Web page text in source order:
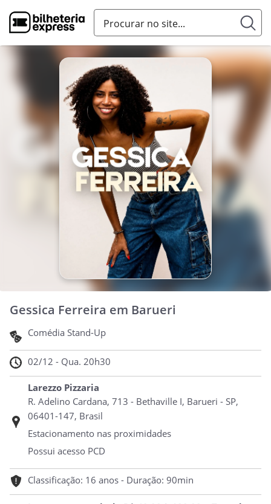
Gessica Ferreira em Barueri
Comédia Stand-Up
02/12 - Qua. 20h30
Larezzo Pizzaria
R. Adelino Cardana, 713 - Bethaville I, Barueri - SP,
06401-147, Brasil
Estacionamento nas proximidades
Possui acesso PCD
Classificação: 16 anos - Duração: 90min